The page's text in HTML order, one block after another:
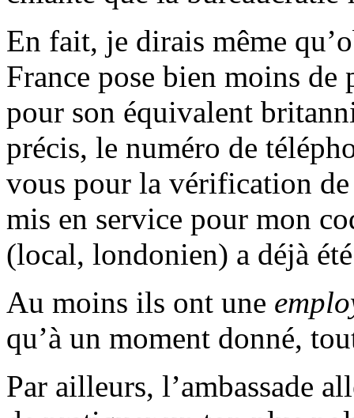
En fait, je dirais même
France pose bien moins de
pour son équivalent
précis, le numéro de
vous pour la vérification de
mis en service pour mon
(local, londonien) a déjà
Au moins ils ont une
qu’à un moment donné,
Par ailleurs, l’ambassade